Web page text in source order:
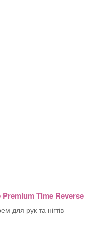
Time
для рук та нігтів